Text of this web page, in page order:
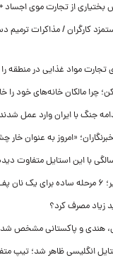
بختیاری از تجارت موی
کارگران / مذاکرات ترمیم
تجارت مواد غذایی در منطقه
چرا مالکان خانه‌های خود را
«امروز به عنوان
زیاد مصرف کرد؟
هندی و پاکستانی مشخص شد
انگلیسی ظاهر شد؛ تیپ